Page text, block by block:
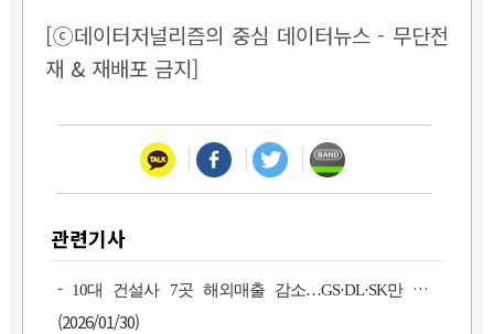
[ⓒ데이터저널리즘의 중심 데이터뉴스 - 무단전
재 & 재배포 금지]
관련기사
- 10대 건설사 7곳 해외매출 감소…GS·DL·SK만 증가
(2026/01/30)